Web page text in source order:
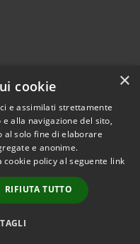
di feedback
© 2026 • Comune di
Bitonto • Powered by
Municipium•
Accesso
redazione
×
cookie
e assimilati strettamente
alla navigazione del sito,
al solo fine di elaborare
e anonime.
policy al seguente link
RIFIUTA TUTTO